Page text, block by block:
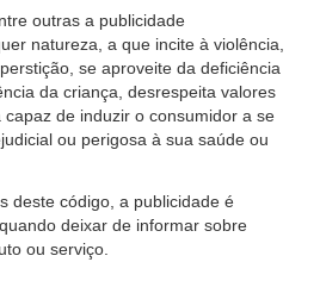
outras a publicidade
natureza, a que incite à violência,
se aproveite da deficiência
da criança, desrespeita valores
de induzir o consumidor a se
ou perigosa à sua saúde ou
deste código, a publicidade é
deixar de informar sobre
ou serviço.